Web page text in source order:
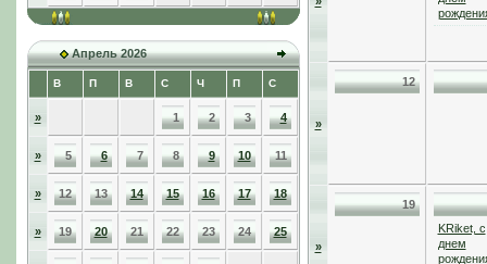
Апрель 2026
В П В С Ч П С
» 1 2 3 4
» 5 6 7 8 9 10 11
» 12 13 14 15 16 17 18
» 19 20 21 22 23 24 25
»
12
»
19
KRiket, с
днем